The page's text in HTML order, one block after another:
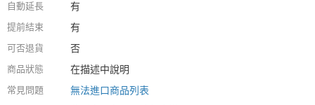
自動延長 有
提前結束 有
可否退貨 否
商品狀態 在描述中說明
常見問題
無法進口商品列表